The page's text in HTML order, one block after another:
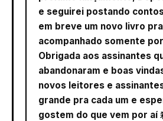
e seguirei postando
em breve um novo livro
acompanhado somente
Obrigada aos assinantes
abandonaram e boas
novos leitores e
grande pra cada um e
gostem do que vem por aí